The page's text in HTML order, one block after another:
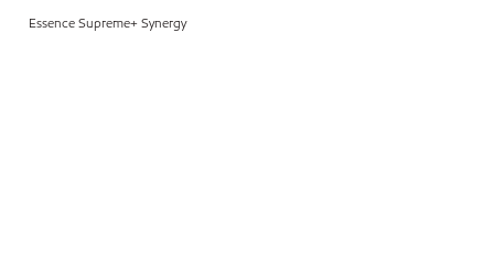
Essence Supreme+ Synergy